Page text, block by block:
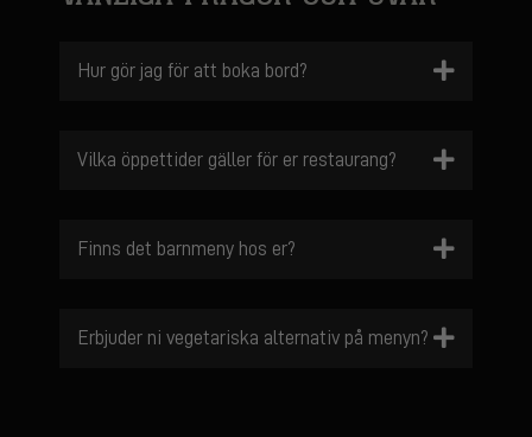
Hur gör jag för att boka bord?
Vilka öppettider gäller för er restaurang?
Finns det barnmeny hos er?
Erbjuder ni vegetariska alternativ på menyn?